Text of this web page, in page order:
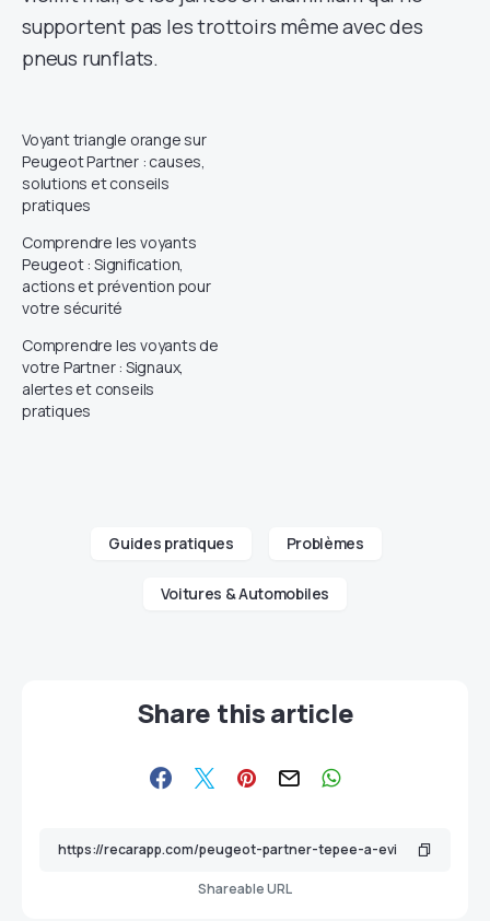
supportent pas les trottoirs même avec des
pneus runflats.
Voyant triangle orange sur
Peugeot Partner : causes,
solutions et conseils
pratiques
Comprendre les voyants
Peugeot : Signification,
actions et prévention pour
votre sécurité
Comprendre les voyants de
votre Partner : Signaux,
alertes et conseils
pratiques
Guides pratiques Problèmes
Voitures & Automobiles
Share this article
Shareable URL